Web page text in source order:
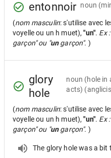
entonnoir noun
(nom masculin: s'utilise avec
voyelle ou un h muet),"un". Ex
garçon" ou "ungarçon". )
glory
hole
noun (hole in
acts)
(nom masculin: s'utilise avec
voyelle ou un h muet),"un". Ex
garçon" ou "ungarçon". )
The glory hole was a bit